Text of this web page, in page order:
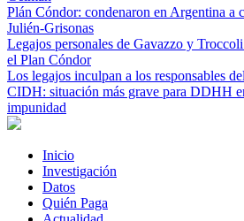
Plán Cóndor: condenaron en Argentina a
Julién-Grisonas
Legajos personales de Gavazzo y
el Plan Cóndor
Los legajos inculpan a los responsables
CIDH: situación más grave para DDHH
impunidad
Inicio
Investigación
Datos
Quién Paga